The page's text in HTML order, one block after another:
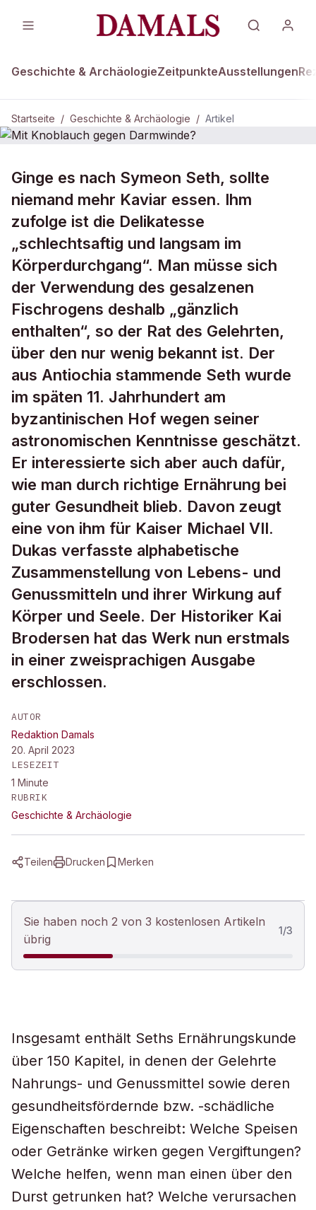
Geschichte & ArchäologieZeitpunkteAusstellungen
Startseite / Geschichte & Archäologie / Artikel
GESCHICHTE & ARCHÄOLOGIE
Mit Knoblauch gegen Darmwinde?
Ginge es nach Symeon Seth, sollte
niemand mehr Kaviar essen. Ihm
zufolge ist die Delikatesse
„schlechtsaftig und langsam im
Körperdurchgang“. Man müsse sich
der Verwendung des gesalzenen
Fischrogens deshalb „gänzlich
enthalten“, so der Rat des Gelehrten,
über den nur wenig bekannt ist. Der
aus Antiochia stammende Seth wurde
im späten 11. Jahrhundert am
byzantinischen Hof wegen seiner
astronomischen Kenntnisse geschätzt.
Er interessierte sich aber auch dafür,
wie man durch richtige Ernährung bei
guter Gesundheit blieb. Davon zeugt
eine von ihm für Kaiser Michael VII.
Dukas verfasste alphabetische
Zusammenstellung von Lebens- und
Genussmitteln und ihrer Wirkung auf
Körper und Seele. Der Historiker Kai
Brodersen hat das Werk nun erstmals
in einer zweisprachigen Ausgabe
erschlossen.
AUTOR
Redaktion Damals
20. April 2023
LESEZEIT
1 Minute
RUBRIK
Geschichte & Archäologie
Teilen Drucken Merken
Sie haben noch 2 von 3 kostenlosen Artikeln
übrig
1/3
Insgesamt enthält Seths Ernährungskunde
über 150 Kapitel, in denen der Gelehrte
Nahrungs- und Genussmittel sowie deren
gesundheitsfördernde bzw. -schädliche
Eigenschaften beschreibt: Welche Speisen
oder Getränke wirken gegen Vergiftungen?
Welche helfen, wenn man einen über den
Durst getrunken hat? Welche verursachen